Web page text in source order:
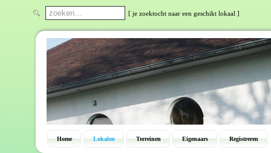
[ je zoektocht naar een geschikt lokaal ]
Home Lokalen Terreinen Eigenaars Registreren